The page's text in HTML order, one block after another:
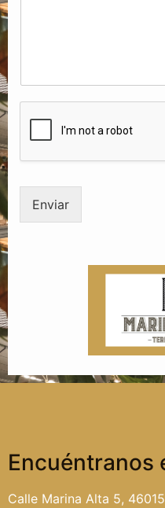
Enviar
Encuéntranos
Calle Marina Alta 5,